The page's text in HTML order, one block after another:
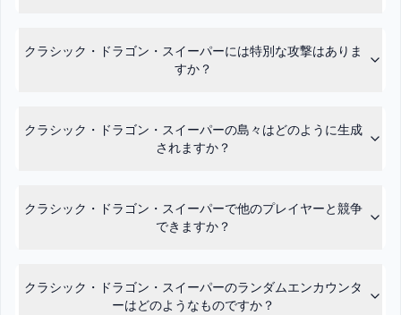
クラシック・ドラゴン・スイーパーには特別な攻撃はありま
すか？
クラシック・ドラゴン・スイーパーの島々はどのように生成
されますか？
クラシック・ドラゴン・スイーパーで他のプレイヤーと競争
できますか？
クラシック・ドラゴン・スイーパーのランダムエンカウンタ
ーはどのようなものですか？